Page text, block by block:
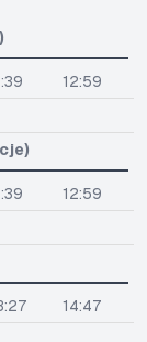
12:59
12:59
14:47